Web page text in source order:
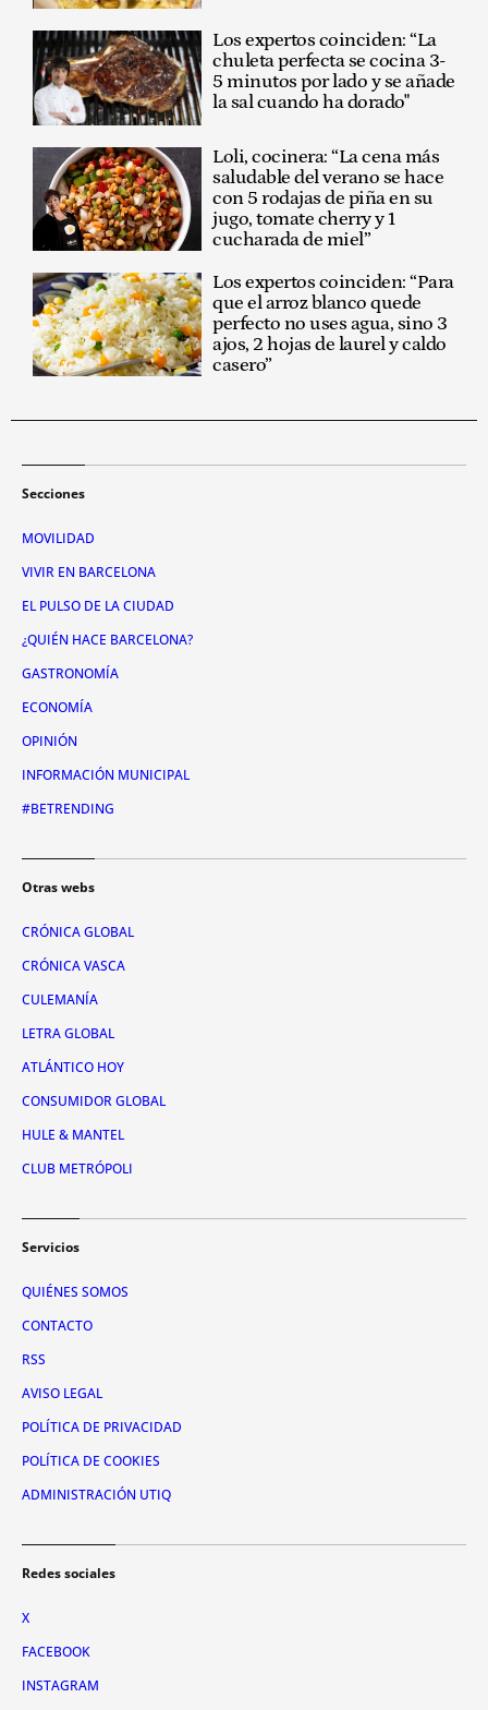
Los expertos coinciden: “La
chuleta perfecta se cocina 3-
5 minutos por lado y se añade
la sal cuando ha dorado"
Loli, cocinera: “La cena más
saludable del verano se hace
con 5 rodajas de piña en su
jugo, tomate cherry y 1
cucharada de miel”
Los expertos coinciden: “Para
que el arroz blanco quede
perfecto no uses agua, sino 3
ajos, 2 hojas de laurel y caldo
casero”
Secciones
MOVILIDAD
VIVIR EN BARCELONA
EL PULSO DE LA CIUDAD
¿QUIÉN HACE BARCELONA?
GASTRONOMÍA
ECONOMÍA
OPINIÓN
INFORMACIÓN MUNICIPAL
#BETRENDING
Otras webs
CRÓNICA GLOBAL
CRÓNICA VASCA
CULEMANÍA
LETRA GLOBAL
ATLÁNTICO HOY
CONSUMIDOR GLOBAL
HULE & MANTEL
CLUB METRÓPOLI
Servicios
QUIÉNES SOMOS
CONTACTO
RSS
AVISO LEGAL
POLÍTICA DE PRIVACIDAD
POLÍTICA DE COOKIES
ADMINISTRACIÓN UTIQ
Redes sociales
X
FACEBOOK
INSTAGRAM